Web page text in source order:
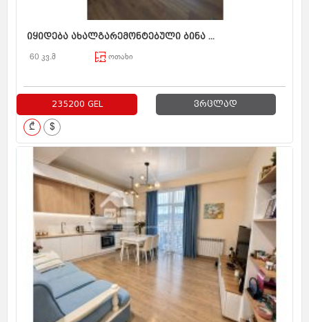
იყიდება ახალგარემონტებული ბინა ...
60 კვ.მ ოთახი
235200 GEL ვრცლად
₾ $